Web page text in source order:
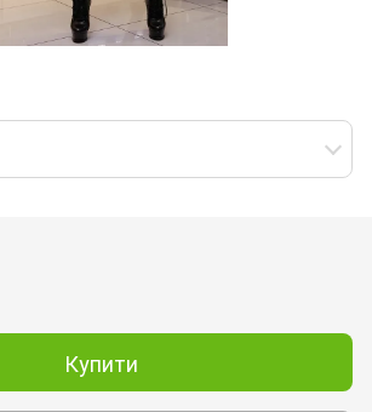
Купити